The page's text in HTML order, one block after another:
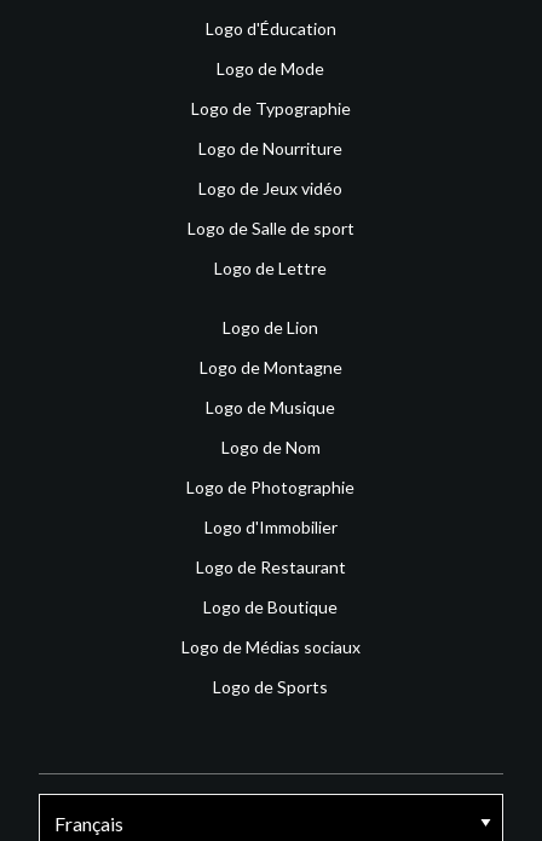
Logo d'Éducation
Logo de Mode
Logo de Typographie
Logo de Nourriture
Logo de Jeux vidéo
Logo de Salle de sport
Logo de Lettre
Logo de Lion
Logo de Montagne
Logo de Musique
Logo de Nom
Logo de Photographie
Logo d'Immobilier
Logo de Restaurant
Logo de Boutique
Logo de Médias sociaux
Logo de Sports